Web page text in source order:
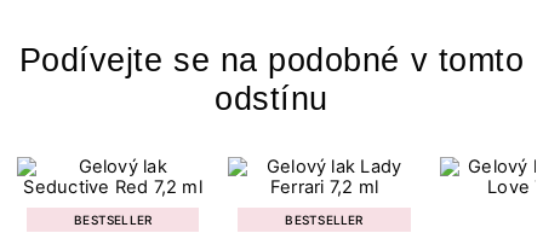
Podívejte se na podobné v tomto
odstínu
BESTSELLER BESTSELLER